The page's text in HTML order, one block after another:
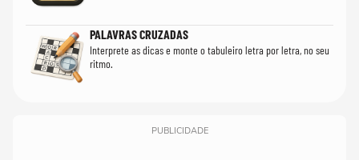
PALAVRAS CRUZADAS
Interprete as dicas e monte o tabuleiro letra por letra, no seu
ritmo.
PUBLICIDADE